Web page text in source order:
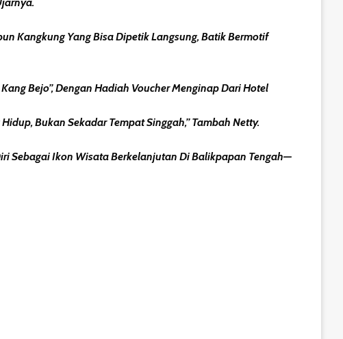
Kangkung Yang Bisa Dipetik Langsung, Batik Bermotif
Bejo”, Dengan Hadiah Voucher Menginap Dari Hotel
Bukan Sekadar Tempat Singgah,” Tambah Netty.
Sebagai Ikon Wisata Berkelanjutan Di Balikpapan Tengah—